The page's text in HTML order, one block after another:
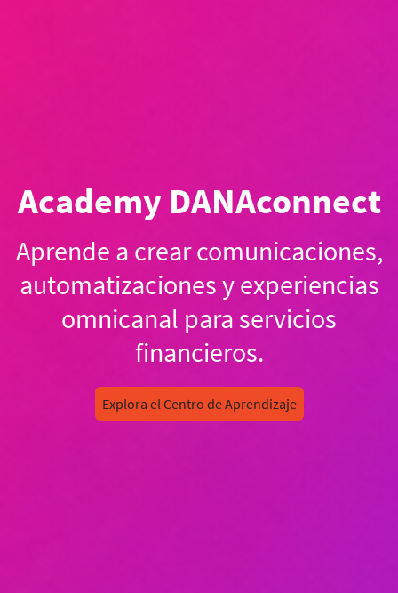
Academy DANAconnect
Aprende a crear comunicaciones,
automatizaciones y experiencias
omnicanal para servicios
financieros.
Explora el Centro de Aprendizaje